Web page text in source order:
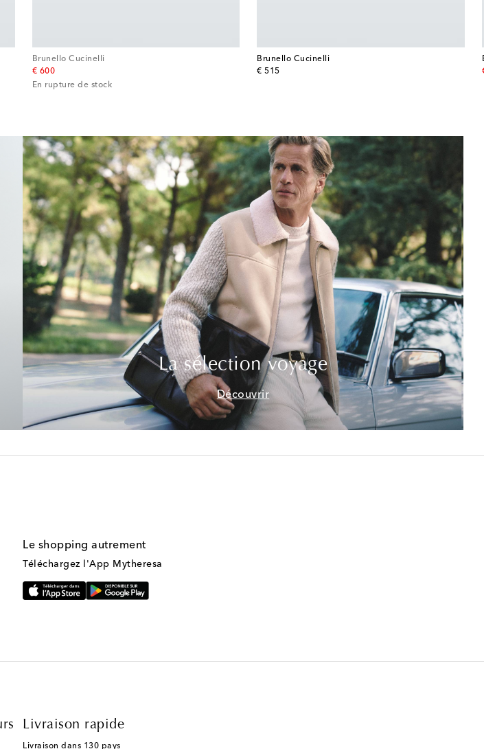
Brunello Cucinelli
€ 600
original price
En rupture de stock
Brunello Cucinelli
€ 515
original price
La sélection voyage
Découvrir
Le shopping autrement
Téléchargez l'App Mytheresa
Livraison rapide
Livraison dans 130 pays